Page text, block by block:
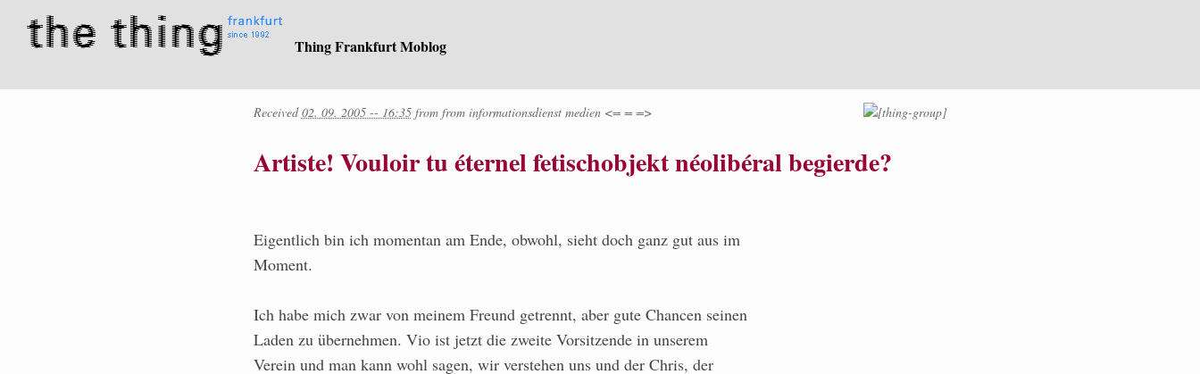
Thing Frankfurt Moblog
Received02. 09. 2005 -- 16:35from from informationsdienst medien <= = =>
Artiste! Vouloir tu éternel fetischobjekt néolibéral begierde?
Eigentlich bin ich momentan am Ende, obwohl, sieht doch ganz gut aus im
Moment.
Ich habe mich zwar von meinem Freund getrennt, aber gute Chancen seinen
Laden zu übernehmen. Vio ist jetzt die zweite Vorsitzende in unserem
Verein und man kann wohl sagen, wir verstehen uns und der Chris, der